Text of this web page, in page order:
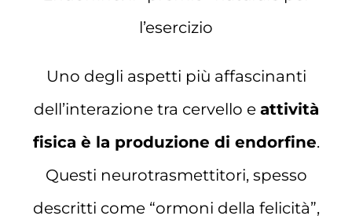
l’esercizio
Uno degli aspetti più affascinanti
dell’interazione tra cervello e attività
fisica è la produzione di endorfine.
Questi neurotrasmettitori, spesso
descritti come “ormoni della felicità”,